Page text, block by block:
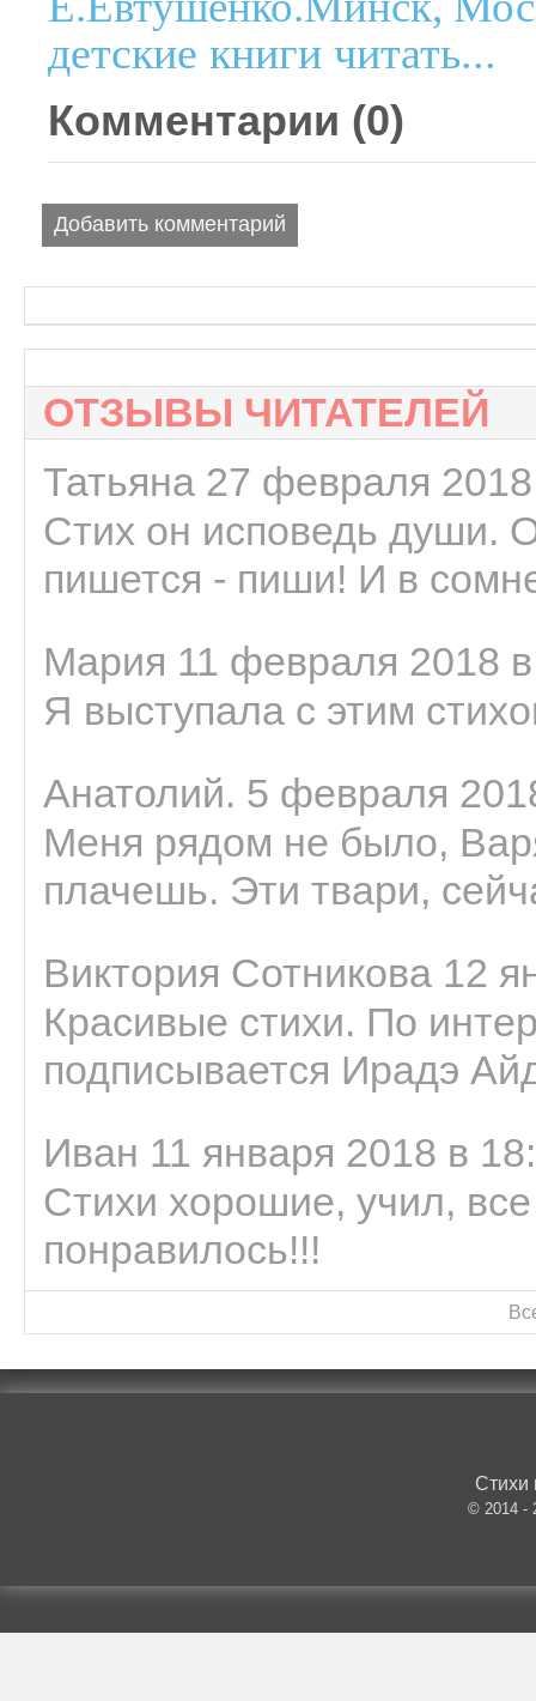
детские книги читать...
Комментарии (0)
Добавить комментарий
ОТЗЫВЫ ЧИТАТЕЛЕЙ
Татьяна 27 февраля
Стих он исповедь души.
пишется - пиши! И в
Мария 11 февраля 2018
Я выступала с этим
Анатолий. 5 февраля
Меня рядом не было,
плачешь. Эти твари,
Виктория Сотникова 12
Красивые стихи. По
подписывается Ирадэ
Иван 11 января 2018 в
Стихи хорошие, учил,
понравилось!!!
Стихи
© 2014 -